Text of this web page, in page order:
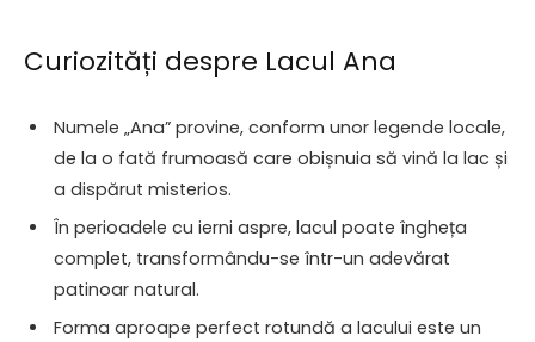
Curiozități despre Lacul Ana
Numele „Ana” provine, conform unor legende locale,
de la o fată frumoasă care obișnuia să vină la lac și
a dispărut misterios.
În perioadele cu ierni aspre, lacul poate îngheța
complet, transformându-se într-un adevărat
patinoar natural.
Forma aproape perfect rotundă a lacului este un